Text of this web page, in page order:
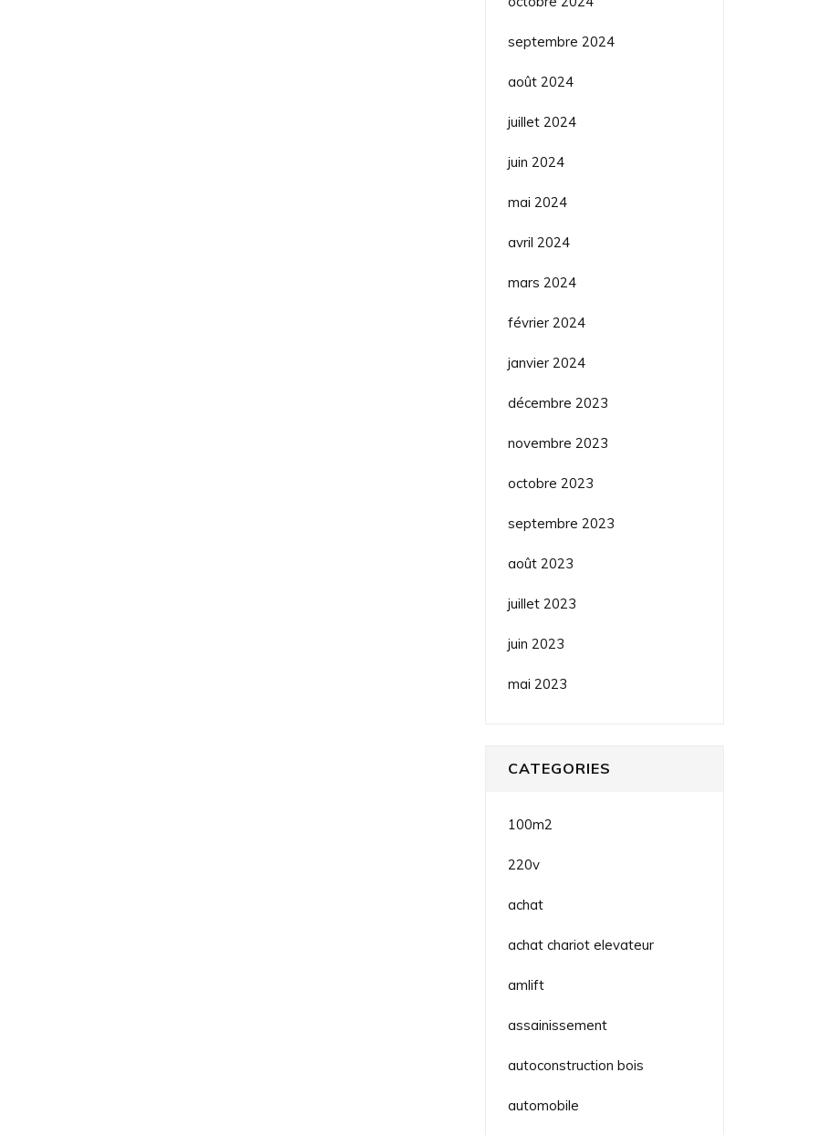
septembre 2024
août 2024
juillet 2024
juin 2024
mai 2024
avril 2024
mars 2024
février 2024
janvier 2024
décembre 2023
novembre 2023
octobre 2023
septembre 2023
août 2023
juillet 2023
juin 2023
mai 2023
CATEGORIES
100m2
220v
achat
achat chariot elevateur
amlift
assainissement
autoconstruction bois
automobile